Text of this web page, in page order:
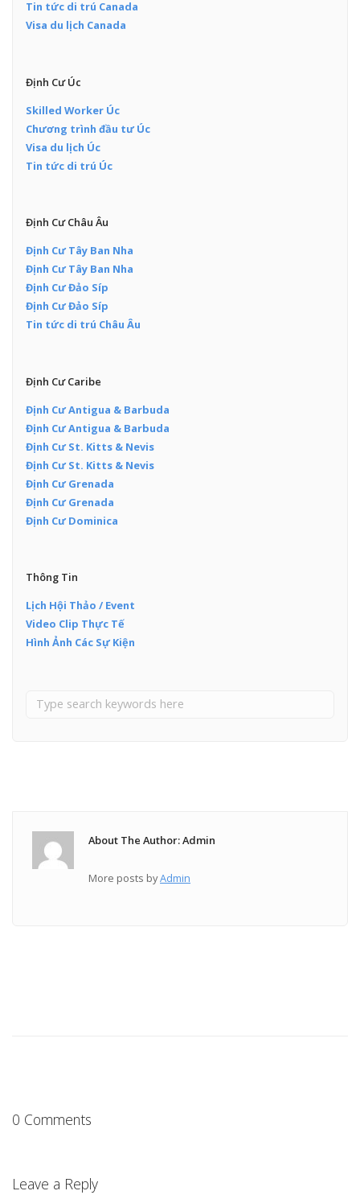
Tin tức di trú Canada
Visa du lịch Canada
Định Cư Úc
Skilled Worker Úc
Chương trình đầu tư Úc
Visa du lịch Úc
Tin tức di trú Úc
Định Cư Châu Âu
Định Cư Tây Ban Nha
Định Cư Tây Ban Nha
Định Cư Đảo Síp
Định Cư Đảo Síp
Tin tức di trú Châu Âu
Định Cư Caribe
Định Cư Antigua & Barbuda
Định Cư Antigua & Barbuda
Định Cư St. Kitts & Nevis
Định Cư St. Kitts & Nevis
Định Cư Grenada
Định Cư Grenada
Định Cư Dominica
Thông Tin
Lịch Hội Thảo / Event
Video Clip Thực Tế
Hình Ảnh Các Sự Kiện
About The Author: Admin
More posts byAdmin
0 Comments
Leave a Reply